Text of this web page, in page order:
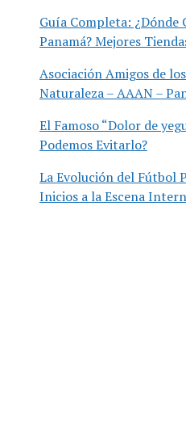
Guía Completa: ¿Dónde
Panamá? Mejores
Asociación Amigos de
Naturaleza – AAAN –
El Famoso “Dolor de
Podemos Evitarlo?
La Evolución del Fútbol
Inicios a la Escena